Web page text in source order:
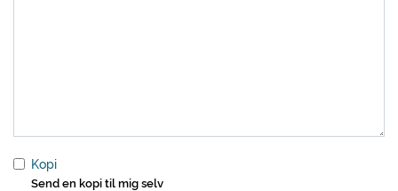
Kopi
Send en kopi til mig selv